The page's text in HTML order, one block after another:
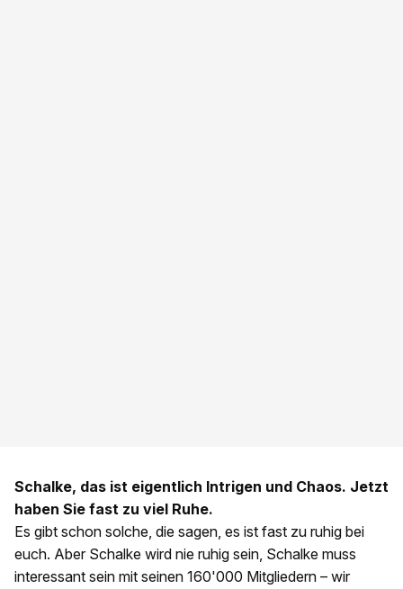
Schalke, das ist eigentlich Intrigen und Chaos. Jetzt
haben Sie fast zu viel Ruhe.
Es gibt schon solche, die sagen, es ist fast zu ruhig bei
euch. Aber Schalke wird nie ruhig sein, Schalke muss
interessant sein mit seinen 160'000 Mitgliedern – wir